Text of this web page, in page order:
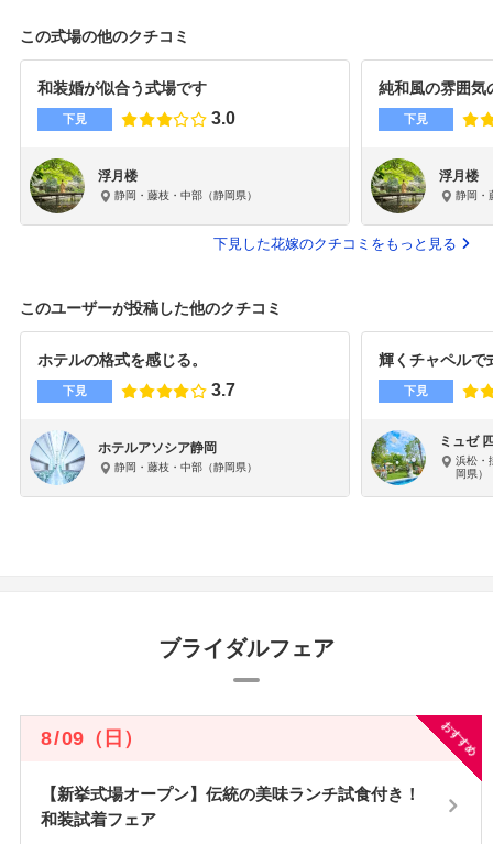
この式場の他のクチコミ
和装婚が似合う式場です
下見 3.0
浮月楼
静岡・藤枝・中部（静岡県）
純和風の雰囲気
下見
浮月楼
静岡・
下見した花嫁のクチコミをもっと見る
このユーザーが投稿した他のクチコミ
ホテルの格式を感じる。
下見 3.7
ホテルアソシア静岡
静岡・藤枝・中部（静岡県）
輝くチャペルで
下見
ミュゼ
浜松・
岡県）
ブライダルフェア
おすすめ
8/09 （日）
【新挙式場オープン】伝統の美味ランチ試食付き！
和装試着フェア